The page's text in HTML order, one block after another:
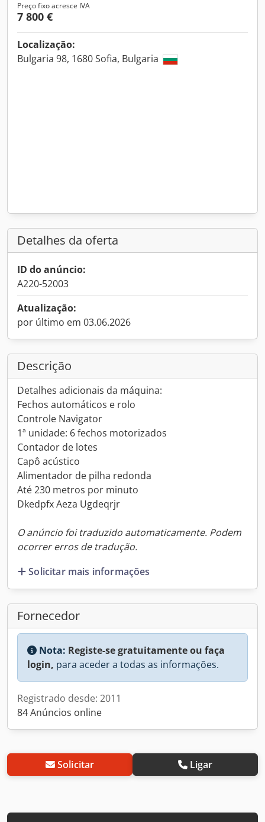
Preço fixo acresce IVA
7 800 €
Localização:
Bulgaria 98, 1680 Sofia, Bulgaria
Detalhes da oferta
ID do anúncio:
A220-52003
Atualização:
por último em 03.06.2026
Descrição
Detalhes adicionais da máquina:
Fechos automáticos e rolo
Controle Navigator
1ª unidade: 6 fechos motorizados
Contador de lotes
Capô acústico
Alimentador de pilha redonda
Até 230 metros por minuto
Dkedpfx Aeza Ugdeqrjr
O anúncio foi traduzido automaticamente. Podem
ocorrer erros de tradução.
Solicitar mais informações
Fornecedor
Nota: Registe-se gratuitamente ou faça
login, para aceder a todas as informações.
Registrado desde: 2011
84 Anúncios online
Solicitar Ligar